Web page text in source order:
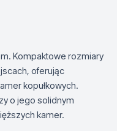
Kompaktowe rozmiary
oferując
kopułkowych.
o jego solidnym
kamer.